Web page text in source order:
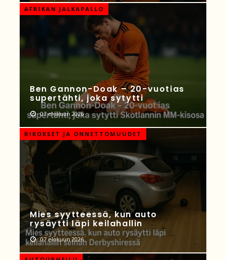
AFRIKAN JALKAPALLO
Ben Gannon-Doak – 20-vuotias
supertähti, joka sytytti
07 elokuun 2026
RIKOKSET JA ONNETTOMUUDET
Mies syytteessä, kun auto
rysäytti läpi keilahallin
07 elokuun 2026